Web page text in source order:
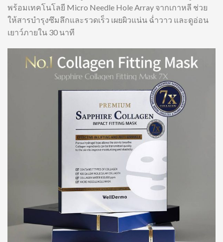
พร้อมเทคโนโลยี Micro Needle Hole Array จากเกาหลี ช่วย
ให้สารบำรุงซึมลึกและรวดเร็ว เผยผิวแน่น ฉ่ำวาว และดูอ่อน
เยาว์ภายใน 30 นาที